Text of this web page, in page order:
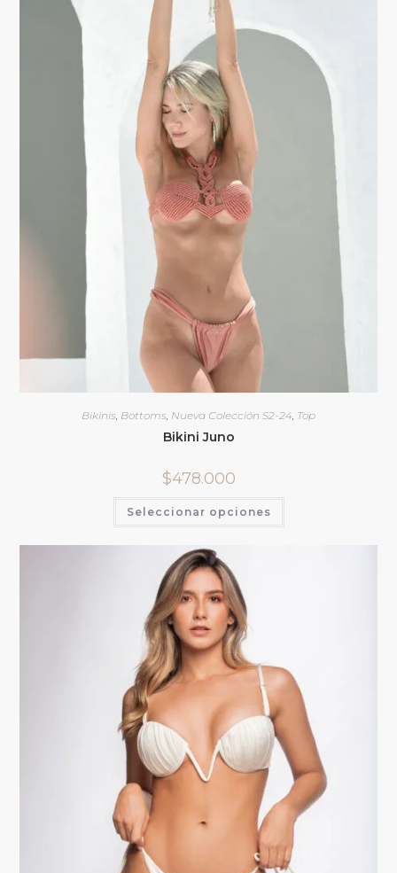
Bikinis, Bottoms, Nueva Colección S2-24, Top
Bikini Juno
$478.000
Seleccionar opciones